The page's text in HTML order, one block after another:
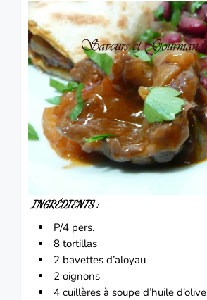
INGRÉDIENTS :
P/4 pers.
8 tortillas
2 bavettes d’aloyau
2 oignons
4 cuillères à soupe d’huile d’olive